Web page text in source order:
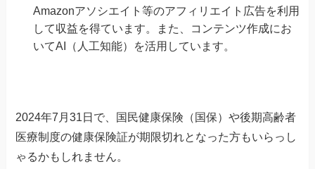
Amazonアソシエイト等のアフィリエイト広告を利用
して収益を得ています。また、コンテンツ作成にお
いてAI（人工知能）を活用しています。
2024年7月31日で、国民健康保険（国保）や後期高齢者
医療制度の健康保険証が期限切れとなった方もいらっし
ゃるかもしれません。